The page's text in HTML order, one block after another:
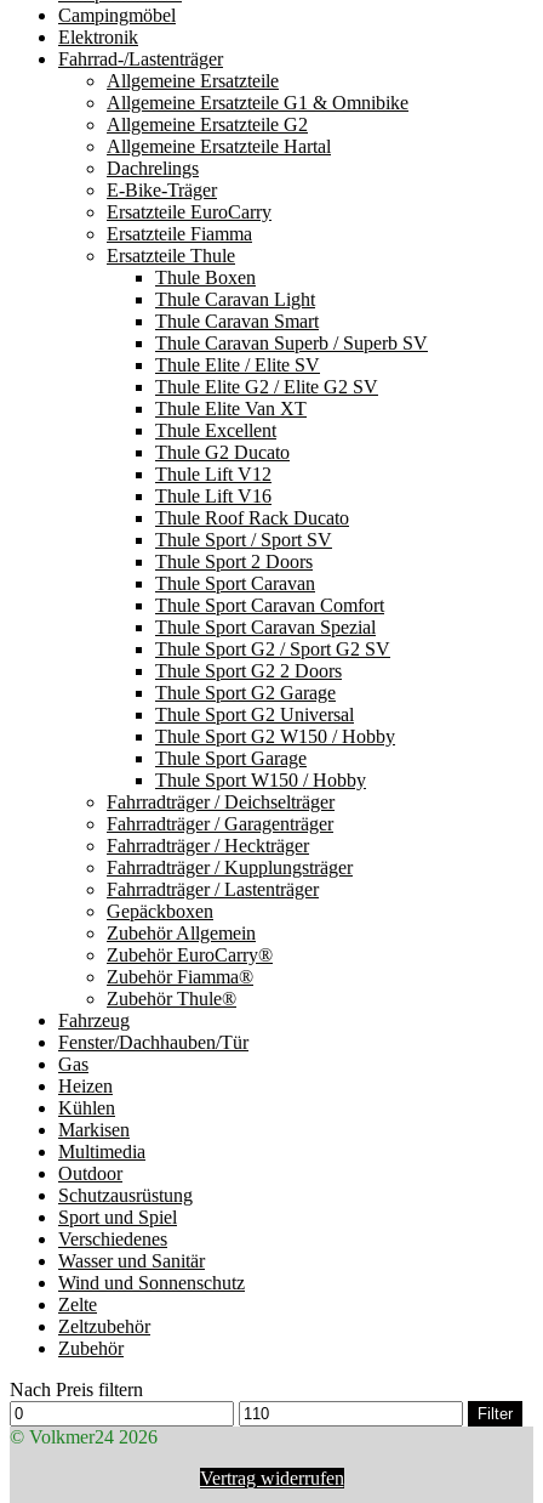
Campingmöbel
Elektronik
Fahrrad-/Lastenträger
Allgemeine Ersatzteile
Allgemeine Ersatzteile G1 & Omnibike
Allgemeine Ersatzteile G2
Allgemeine Ersatzteile Hartal
Dachrelings
E-Bike-Träger
Ersatzteile EuroCarry
Ersatzteile Fiamma
Ersatzteile Thule
Thule Boxen
Thule Caravan Light
Thule Caravan Smart
Thule Caravan Superb / Superb SV
Thule Elite / Elite SV
Thule Elite G2 / Elite G2 SV
Thule Elite Van XT
Thule Excellent
Thule G2 Ducato
Thule Lift V12
Thule Lift V16
Thule Roof Rack Ducato
Thule Sport / Sport SV
Thule Sport 2 Doors
Thule Sport Caravan
Thule Sport Caravan Comfort
Thule Sport Caravan Spezial
Thule Sport G2 / Sport G2 SV
Thule Sport G2 2 Doors
Thule Sport G2 Garage
Thule Sport G2 Universal
Thule Sport G2 W150 / Hobby
Thule Sport Garage
Thule Sport W150 / Hobby
Fahrradträger / Deichselträger
Fahrradträger / Garagenträger
Fahrradträger / Heckträger
Fahrradträger / Kupplungsträger
Fahrradträger / Lastenträger
Gepäckboxen
Zubehör Allgemein
Zubehör EuroCarry®
Zubehör Fiamma®
Zubehör Thule®
Fahrzeug
Fenster/Dachhauben/Tür
Gas
Heizen
Kühlen
Markisen
Multimedia
Outdoor
Schutzausrüstung
Sport und Spiel
Verschiedenes
Wasser und Sanitär
Wind und Sonnenschutz
Zelte
Zeltzubehör
Zubehör
Nach Preis filtern
Min.
Preis
Max.
Preis
Filter
© Volkmer24 2026
Vertrag widerrufen